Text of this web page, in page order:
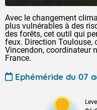
Avec le changement
plus vulnérables à des
des forêts, cet outil qui
feux. Direction Toulouse,
Vincendon, coordinateur
France.
Ephéméride du 07